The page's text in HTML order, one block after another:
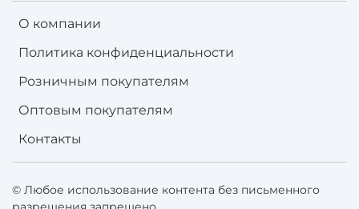
О компании
Политика конфиденциальности
Розничным покупателям
Оптовым покупателям
Контакты
© Любое использование контента без письменного